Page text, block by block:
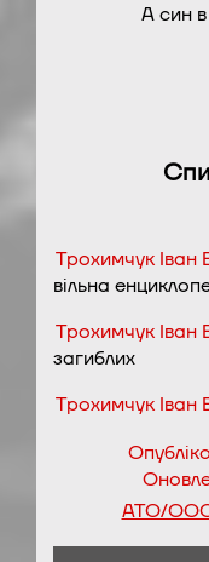
А син
Трохимчук Іван
вільна
Трохимчук Іван
загиблих
Трохимчук Іван
АТО/